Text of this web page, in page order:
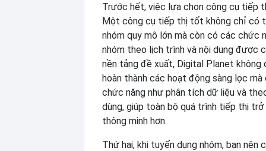
Trước hết, việc lựa chọn công cụ tiếp
Một công cụ tiếp thị tốt không chỉ có
nhóm quy mô lớn mà còn có các chức
nhóm theo lịch trình và nội dung được
nền tảng đề xuất, Digital Planet không
hoàn thành các hoạt động sàng lọc
chức năng như phân tích dữ liệu và
dùng, giúp toàn bộ quá trình tiếp thị trở
thông minh hơn.
Thứ hai, khi tuyển dụng nhóm, bạn nên